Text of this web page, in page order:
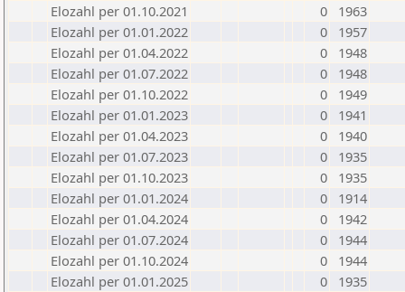
Elozahl per 01.10.2021
0
1963
Elozahl per 01.01.2022
0
1957
Elozahl per 01.04.2022
0
1948
Elozahl per 01.07.2022
0
1948
Elozahl per 01.10.2022
0
1949
Elozahl per 01.01.2023
0
1941
Elozahl per 01.04.2023
0
1940
Elozahl per 01.07.2023
0
1935
Elozahl per 01.10.2023
0
1935
Elozahl per 01.01.2024
0
1914
Elozahl per 01.04.2024
0
1942
Elozahl per 01.07.2024
0
1944
Elozahl per 01.10.2024
0
1944
Elozahl per 01.01.2025
0
1935